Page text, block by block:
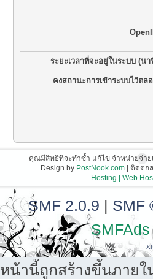
ระยะเวลาที่จะอยู่ในระบบ (นา
คงสถานะการเข้าระบบไว้ตล
คุณมีสิทธิที่จะทำซ้ำ แก้ไข จำหน่ายจ่า
Design by PostNook.com| ติดต่อส
Hosting | Web
SMF 2.0.9 | SMF
SMFAds
หน้านี้ถูกสร้างขึ้นภายใ